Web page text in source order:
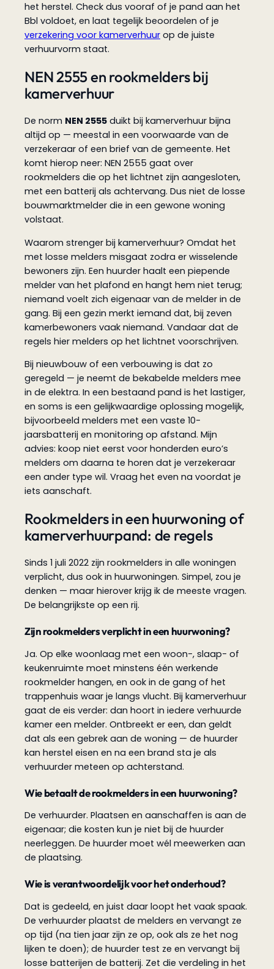
het herstel. Check dus vooraf of je pand aan het
Bbl voldoet, en laat tegelijk beoordelen of je
verzekering voor kamerverhuur op de juiste
verhuurvorm staat.
NEN 2555 en rookmelders bij
kamerverhuur
De norm NEN 2555 duikt bij kamerverhuur bijna
altijd op — meestal in een voorwaarde van de
verzekeraar of een brief van de gemeente. Het
komt hierop neer: NEN 2555 gaat over
rookmelders die op het lichtnet zijn aangesloten,
met een batterij als achtervang. Dus niet de losse
bouwmarktmelder die in een gewone woning
volstaat.
Waarom strenger bij kamerverhuur? Omdat het
met losse melders misgaat zodra er wisselende
bewoners zijn. Een huurder haalt een piepende
melder van het plafond en hangt hem niet terug;
niemand voelt zich eigenaar van de melder in de
gang. Bij een gezin merkt iemand dat, bij zeven
kamerbewoners vaak niemand. Vandaar dat de
regels hier melders op het lichtnet voorschrijven.
Bij nieuwbouw of een verbouwing is dat zo
geregeld — je neemt de bekabelde melders mee
in de elektra. In een bestaand pand is het lastiger,
en soms is een gelijkwaardige oplossing mogelijk,
bijvoorbeeld melders met een vaste 10-
jaarsbatterij en monitoring op afstand. Mijn
advies: koop niet eerst voor honderden euro’s
melders om daarna te horen dat je verzekeraar
een ander type wil. Vraag het even na voordat je
iets aanschaft.
Rookmelders in een huurwoning of
kamerverhuurpand: de regels
Sinds 1 juli 2022 zijn rookmelders in alle woningen
verplicht, dus ook in huurwoningen. Simpel, zou je
denken — maar hierover krijg ik de meeste vragen.
De belangrijkste op een rij.
Zijn rookmelders verplicht in een huurwoning?
Ja. Op elke woonlaag met een woon-, slaap- of
keukenruimte moet minstens één werkende
rookmelder hangen, en ook in de gang of het
trappenhuis waar je langs vlucht. Bij kamerverhuur
gaat de eis verder: dan hoort in iedere verhuurde
kamer een melder. Ontbreekt er een, dan geldt
dat als een gebrek aan de woning — de huurder
kan herstel eisen en na een brand sta je als
verhuurder meteen op achterstand.
Wie betaalt de rookmelders in een huurwoning?
De verhuurder. Plaatsen en aanschaffen is aan de
eigenaar; die kosten kun je niet bij de huurder
neerleggen. De huurder moet wél meewerken aan
de plaatsing.
Wie is verantwoordelijk voor het onderhoud?
Dat is gedeeld, en juist daar loopt het vaak spaak.
De verhuurder plaatst de melders en vervangt ze
op tijd (na tien jaar zijn ze op, ook als ze het nog
lijken te doen); de huurder test ze en vervangt bij
losse batterijen de batterij. Zet die verdeling in het